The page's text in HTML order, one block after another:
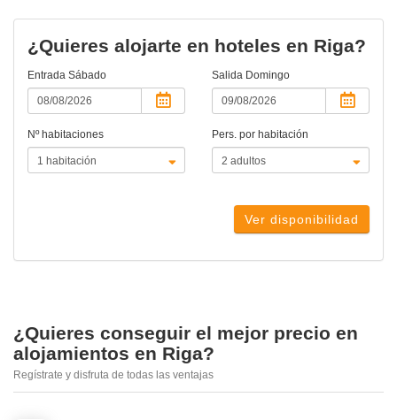
¿Quieres alojarte en hoteles en Riga?
Entrada Sábado Salida Domingo
Nº habitaciones Pers. por habitación
Ver disponibilidad
¿Quieres conseguir el mejor precio en
alojamientos en Riga?
Regístrate y disfruta de todas las ventajas